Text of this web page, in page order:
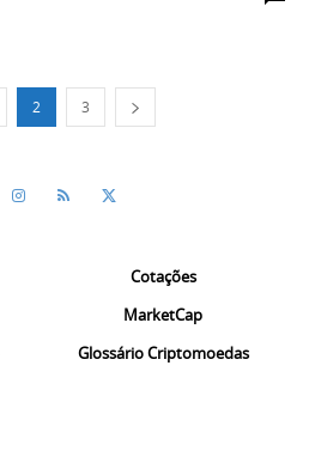
2 3
Cotações
MarketCap
Glossário Criptomoedas